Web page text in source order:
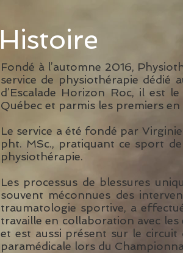
Histoire
Fondé à l’automne 2016,
service de physiothérapie dédié
d’Escalade Horizon Roc, il est
Québec et parmis les premiers
Le service a été fondé par
pht. MSc., pratiquant ce sport
physiothérapie.
Les processus de blessures
souvent méconnues des
traumatologie sportive, a
travaille en collaboration avec
et est aussi présent sur le
paramédicale lors du